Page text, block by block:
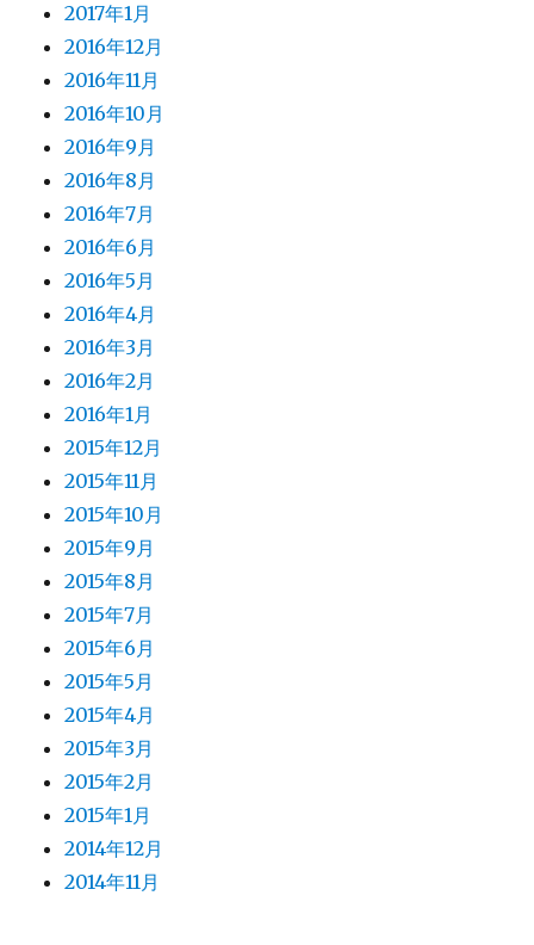
2017年1月
2016年12月
2016年11月
2016年10月
2016年9月
2016年8月
2016年7月
2016年6月
2016年5月
2016年4月
2016年3月
2016年2月
2016年1月
2015年12月
2015年11月
2015年10月
2015年9月
2015年8月
2015年7月
2015年6月
2015年5月
2015年4月
2015年3月
2015年2月
2015年1月
2014年12月
2014年11月